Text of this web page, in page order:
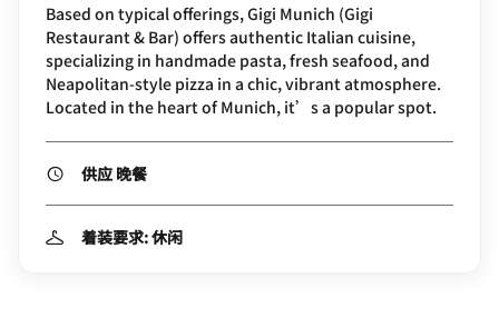
Based on typical offerings, Gigi Munich (Gigi
Restaurant & Bar) offers authentic Italian cuisine,
specializing in handmade pasta, fresh seafood, and
Neapolitan-style pizza in a chic, vibrant atmosphere.
Located in the heart of Munich, it’s a popular spot.
供应 晚餐
着装要求: 休闲